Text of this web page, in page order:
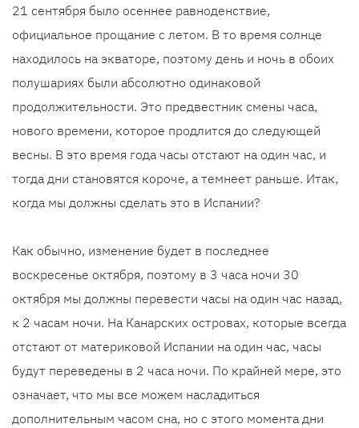
21 сентября было осеннее равноденствие,
официальное прощание с летом. В то время солнце
находилось на экваторе, поэтому день и ночь в обоих
полушариях были абсолютно одинаковой
продолжительности. Это предвестник смены часа,
нового времени, которое продлится до следующей
весны. В это время года часы отстают на один час, и
тогда дни становятся короче, а темнеет раньше. Итак,
когда мы должны сделать это в Испании?
Как обычно, изменение будет в последнее
воскресенье октября, поэтому в 3 часа ночи 30
октября мы должны перевести часы на один час назад,
к 2 часам ночи. На Канарских островах, которые всегда
отстают от материковой Испании на один час, часы
будут переведены в 2 часа ночи. По крайней мере, это
означает, что мы все можем насладиться
дополнительным часом сна, но с этого момента дни